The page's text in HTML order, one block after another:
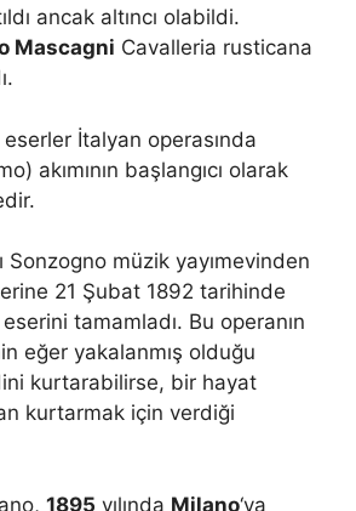
ancak altıncı olabildi.
Mascagni Cavalleria rusticana
İtalyan operasında
akımının başlangıcı olarak
Sonzogno müzik yayımevinden
21 Şubat 1892 tarihinde
eserini tamamladı. Bu operanın
eğer yakalanmış olduğu
kurtarabilirse, bir hayat
kurtarmak için verdiği
1895 yılında Milano‘ya